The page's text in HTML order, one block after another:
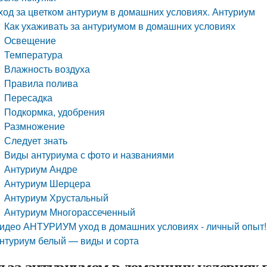
за цветком антуриум в домашних условиях. Антуриум
Как ухаживать за антуриумом в домашних условиях
Освещение
Температура
Влажность воздуха
Правила полива
Пересадка
Подкормка, удобрения
Размножение
Следует знать
Виды антуриума с фото и названиями
Антуриум Андре
Антуриум Шерцера
Антуриум Хрустальный
Антуриум Многорассеченный
АНТУРИУМ уход в домашних условиях - личный опыт!
белый — виды и сорта